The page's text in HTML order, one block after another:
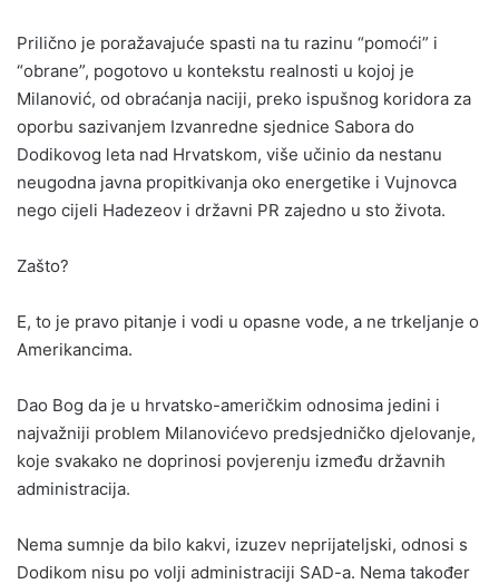
Prilično je poražavajuće spasti na tu razinu “pomoći” i
“obrane”, pogotovo u kontekstu realnosti u kojoj je
Milanović, od obraćanja naciji, preko ispušnog koridora za
oporbu sazivanjem Izvanredne sjednice Sabora do
Dodikovog leta nad Hrvatskom, više učinio da nestanu
neugodna javna propitkivanja oko energetike i Vujnovca
nego cijeli Hadezeov i državni PR zajedno u sto života.
Zašto?
E, to je pravo pitanje i vodi u opasne vode, a ne trkeljanje o
Amerikancima.
Dao Bog da je u hrvatsko-američkim odnosima jedini i
najvažniji problem Milanovićevo predsjedničko djelovanje,
koje svakako ne doprinosi povjerenju između državnih
administracija.
Nema sumnje da bilo kakvi, izuzev neprijateljski, odnosi s
Dodikom nisu po volji administraciji SAD-a. Nema također